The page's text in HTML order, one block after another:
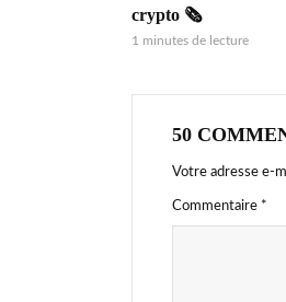
crypto 🗞️
1 minutes de lecture
50
Votre adresse e-
Commentaire *